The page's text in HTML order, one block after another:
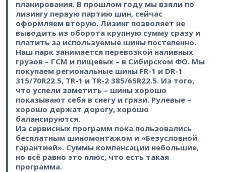
планирования. В прошлом году мы взяли по
лизингу первую партию шин, сейчас
оформляем вторую. Лизинг позволяет не
выводить из оборота крупную сумму сразу и
платить за используемые шины постепенно.
Наш парк занимается перевозкой наливных
грузов – ГСМ и пищевых – в Сибирском ФО. Мы
покупаем региональные шины FR-1 и DR-1
315/70R22.5, TR-1 и TR-2 385/65R22.5. Из того,
что успели заметить – шины хорошо
показывают себя в снегу и грязи. Рулевые –
хорошо держат дорогу, хорошо
балансируются.
Из сервисных программ пока пользовались
бесплатным шиномонтажом и «Безусловной
гарантией». Суммы компенсации небольшие,
но всё равно это плюс, что есть такая
программа.